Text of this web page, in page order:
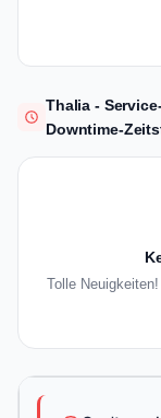
Thalia -
Downtime-
Tolle